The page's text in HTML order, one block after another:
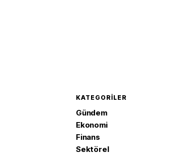
KATEGORILER
Gündem
Ekonomi
Finans
Sektörel